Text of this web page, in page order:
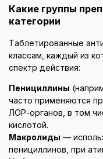
Какие группы
категории
Таблетированные
классам, каждый из
спектр действия:
Пенициллины
часто применяются
ЛОР-органов, в том
кислотой.
Макролиды —
пенициллинов, при